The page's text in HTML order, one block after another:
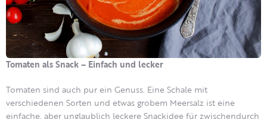
Tomaten als Snack – Einfach und lecker
Tomaten sind auch pur ein Genuss. Eine Schale mit
verschiedenen Sorten und etwas grobem Meersalz ist eine
einfache, aber unglaublich leckere Snackidee für zwischendurch